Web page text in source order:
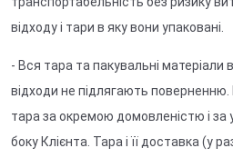
відходу і тари в яку вони упаковані.
- Вся тара та пакувальні матеріали
відходи не підлягають
тара за окремою домовленістю і за
боку Клієнта. Тара і її доставка (у